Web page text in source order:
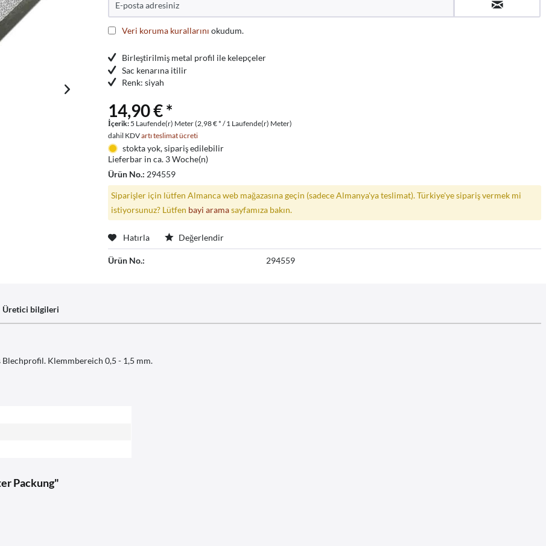
Veri koruma kurallarını okudum.
Birleştirilmiş metal profil ile kelepçeler
Sac kenarına itilir
Renk: siyah
14,90 € *
İçerik: 5 Laufende(r) Meter (2,98 € * / 1 Laufende(r) Meter)
dahil KDVartı teslimat ücreti
stokta yok, sipariş edilebilir
Lieferbar in ca. 3 Woche(n)
Ürün No.: 294559
Siparişler için lütfen Almanca web mağazasına geçin (sadece Almanya'ya teslimat). Türkiye'ye sipariş vermek mi
istiyorsunuz? Lütfen bayi aramasayfamıza bakın.
Hatırla Değerlendir
Ürün No.: 294559
Üretici bilgileri
Klemmbereich 0,5 - 1,5 mm.
Packung"